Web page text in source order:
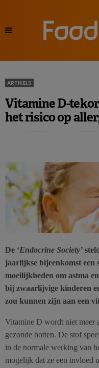
ARTIKELS
Vitamine D-
het risico op
De ‘Endocrine Society’
jaarlijkse bijeenkomst
moeilijkheden om astma
bij zwaarlijvige kinderen
zou kunnen zijn aan een
Vitamine D wordt niet meer
gezonde botten. De stof
in de normale werking van
mogelijk dat ze een invloed